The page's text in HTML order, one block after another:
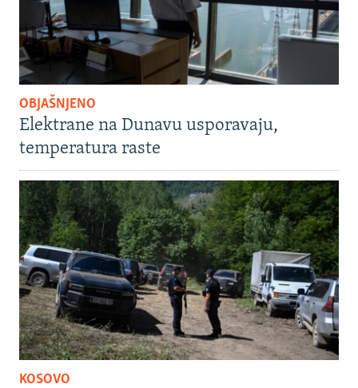
OBJAŠNJENO
Elektrane na Dunavu usporavaju,
temperatura raste
KOSOVO